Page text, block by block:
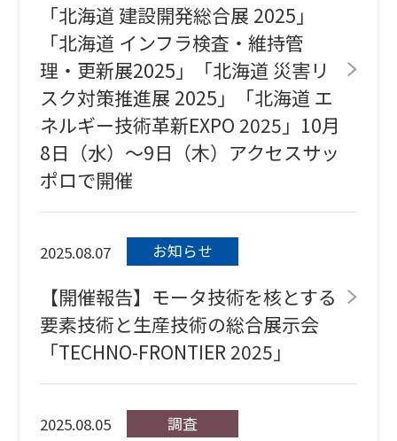
「北海道 建設開発総合展 2025」
「北海道 インフラ検査・維持管
理・更新展2025」「北海道 災害リ
スク対策推進展 2025」「北海道 エ
ネルギー技術革新EXPO 2025」10月
8日（水）～9日（木）アクセスサッ
ポロで開催
2025.08.07 お知らせ
【開催報告】モータ技術を核とする
要素技術と生産技術の総合展示会
「TECHNO-FRONTIER 2025」
2025.08.05 調査